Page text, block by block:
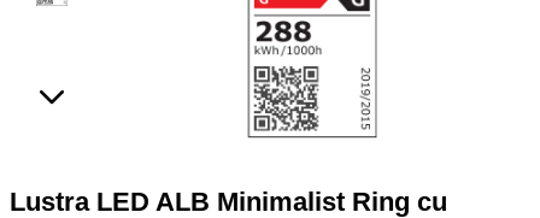
Lustra LED ALB Minimalist Ring cu